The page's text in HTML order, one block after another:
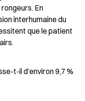
En
interhumaine du
que le patient
t-il d’environ 9,7 %